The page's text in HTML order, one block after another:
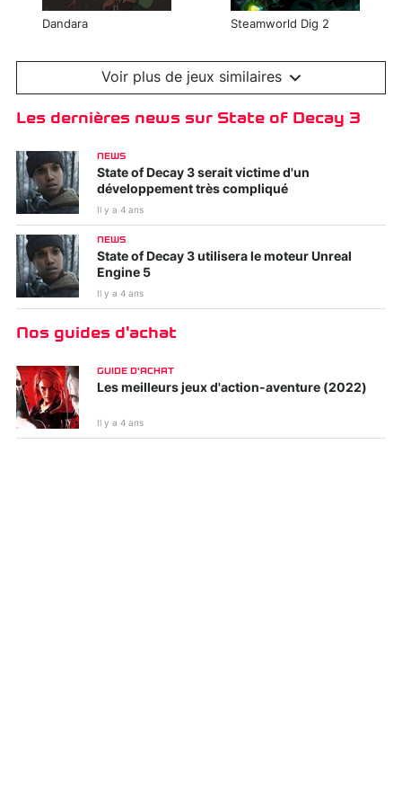
Dandara Steamworld Dig 2
Sundered
Voir plus de jeux similaires
Les dernières news sur State of Decay 3
NEWS
State of Decay 3 serait victime d'un
développement très compliqué
Il y a 4 ans
NEWS
State of Decay 3 utilisera le moteur Unreal
Engine 5
Il y a 4 ans
Nos guides d'achat
GUIDE D'ACHAT
Les meilleurs jeux d'action-aventure (2022)
Il y a 4 ans